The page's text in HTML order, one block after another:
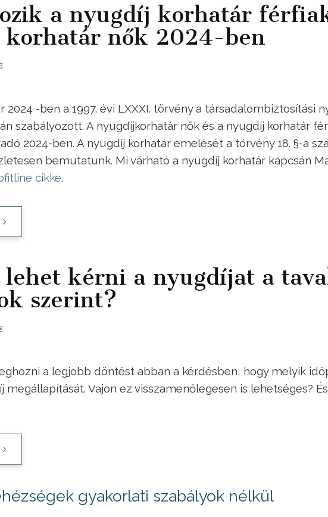
a nyugdíj korhatár
korhatár nők 2024-ben
2024 -ben a 1997. évi LXXXI. törvény a társadalombiztosítási
szabályozott. A nyugdíjkorhatár nők és a nyugdíj korhatár
2024-ben. A nyugdíj korhatár emelését a törvény 18. §-a
bemutatunk. Mi várható a nyugdíj korhatár kapcsán
cikke.
lehet kérni a nyugdíjat a
szerint?
a legjobb döntést abban a kérdésben, hogy melyik
megállapítását. Vajon ez visszamenőlegesen is lehetséges?
gyakorlati szabályok nélkül